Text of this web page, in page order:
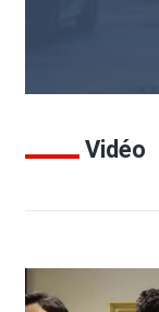
Vidéo